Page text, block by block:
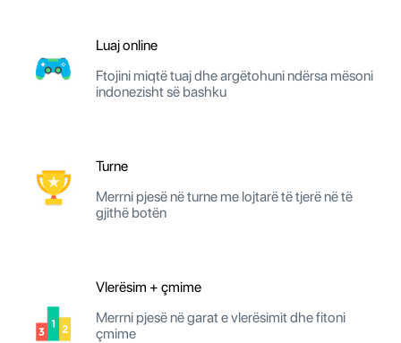
Luaj online
Ftojini miqtë tuaj dhe argëtohuni ndërsa mësoni
indonezisht së bashku
Turne
Merrni pjesë në turne me lojtarë të tjerë në të
gjithë botën
Vlerësim + çmime
Merrni pjesë në garat e vlerësimit dhe fitoni
çmime